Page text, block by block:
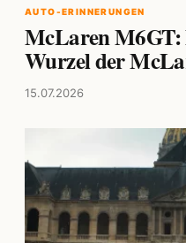
AUTO-ERINNERUNGEN
McLaren M6GT:
Wurzel der
15.07.2026